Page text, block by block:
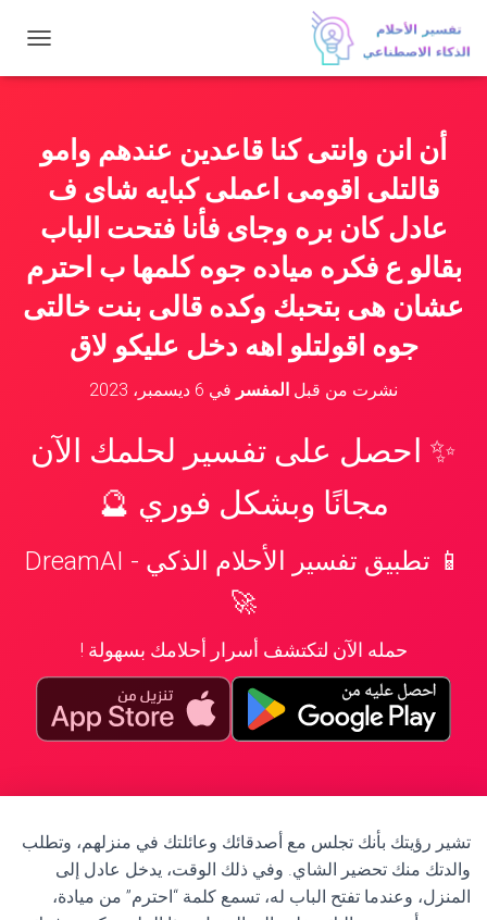
ب
أن انن وانتى كنا قاعدين عندهم وامو
قالتلى اقومى اعملى كبايه شاى ف
عادل كان بره وجاى فأنا فتحت الباب
بقالو ع فكره مياده جوه كلمها ب احترم
عشان هى بتحبك وكده قالى بنت خالتى
جوه اقولتلو اهه دخل عليكو لاق
نشرت من قبل المفسر في 6 ديسمبر، 2023
✨ احصل على تفسير لحلمك الآن
مجانًا وبشكل فوري 🔮
📱 تطبيق تفسير الأحلام الذكي - DreamAI
🚀
حمله الآن لتكتشف أسرار أحلامك بسهولة !
تشير رؤيتك بأنك تجلس مع أصدقائك وعائلتك في منزلهم، وتطلب
والدتك منك تحضير الشاي. وفي ذلك الوقت، يدخل عادل إلى
المنزل، وعندما تفتح الباب له، تسمع كلمة “احترم” من ميادة،